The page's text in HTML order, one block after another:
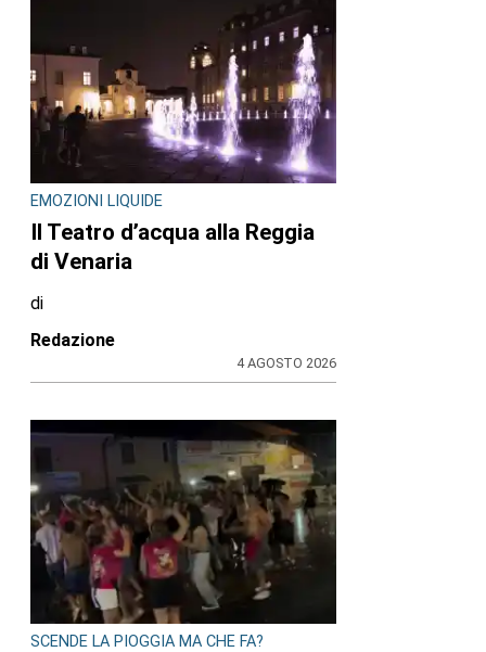
EMOZIONI LIQUIDE
Il Teatro d’acqua alla Reggia
di Venaria
di
Redazione
4 AGOSTO 2026
SCENDE LA PIOGGIA MA CHE FA?